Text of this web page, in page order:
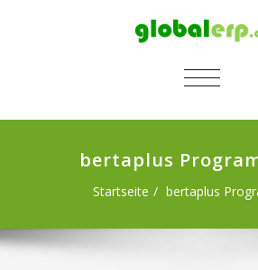
bertaplus
Startseite bertaplus